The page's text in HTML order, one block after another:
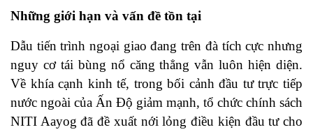
Những giới hạn và vấn đề tồn tại
Dẫu tiến trình ngoại giao đang trên đà tích cực nhưng
nguy cơ tái bùng nổ căng thẳng vẫn luôn hiện diện.
Về khía cạnh kinh tế, trong bối cảnh đầu tư trực tiếp
nước ngoài của Ấn Độ giảm mạnh, tổ chức chính sách
NITI Aayog đã đề xuất nới lỏng điều kiện đầu tư cho